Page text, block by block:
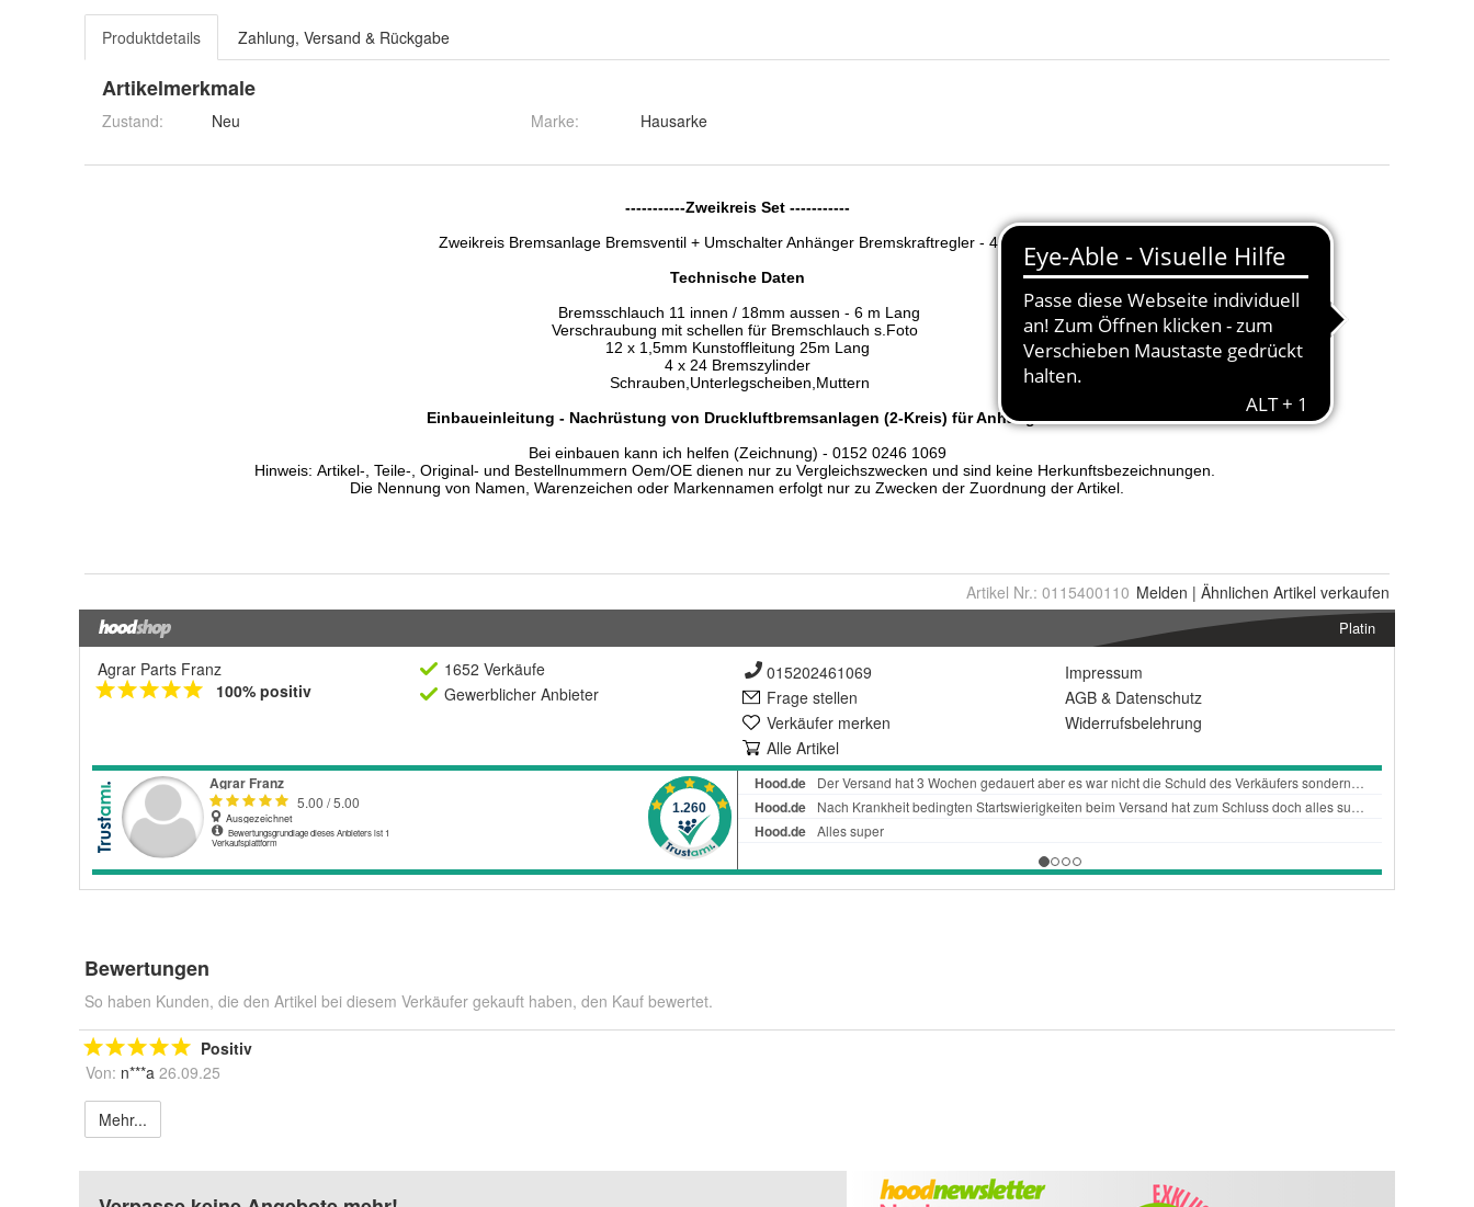
Produktdetails Zahlung, Versand & Rückgabe
Artikelmerkmale
Zustand: Neu Marke: Hausarke
Artikel Nr.: 0115400110 Melden | Ähnlichen Artikel verkaufen
Platin
Agrar Parts Franz
100% positiv
1652 Verkäufe
Gewerblicher Anbieter
015202461069
Frage stellen
Verkäufer merken
Alle Artikel
Impressum
AGB & Datenschutz
Widerrufsbelehrung
Bewertungen
So haben Kunden, die den Artikel bei diesem Verkäufer gekauft haben, den Kauf bewertet.
Positiv
Von: n***a 26.09.25
Mehr...